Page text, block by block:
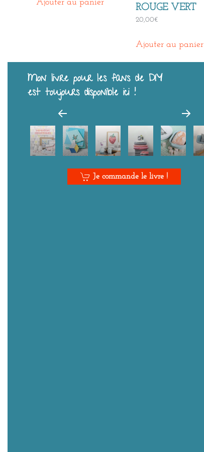
Ajouter au panier
ROUGE VERT
20,00€
Ajouter au panier
Mon livre pour les fans de DIY
est toujours disponible ici !
Je commande le livre !